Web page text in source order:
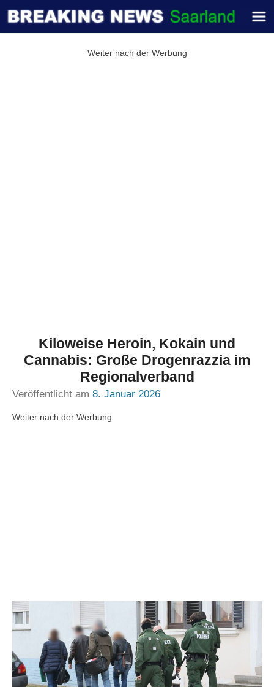
Weiter nach der Werbung
Kiloweise Heroin, Kokain und
Cannabis: Große Drogenrazzia im
Regionalverband
Veröffentlicht am 8. Januar 2026
Weiter nach der Werbung